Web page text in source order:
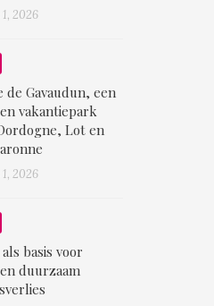
2026
de Gavaudun, een
vakantiepark
Lot en
2026
basis voor
duurzaam